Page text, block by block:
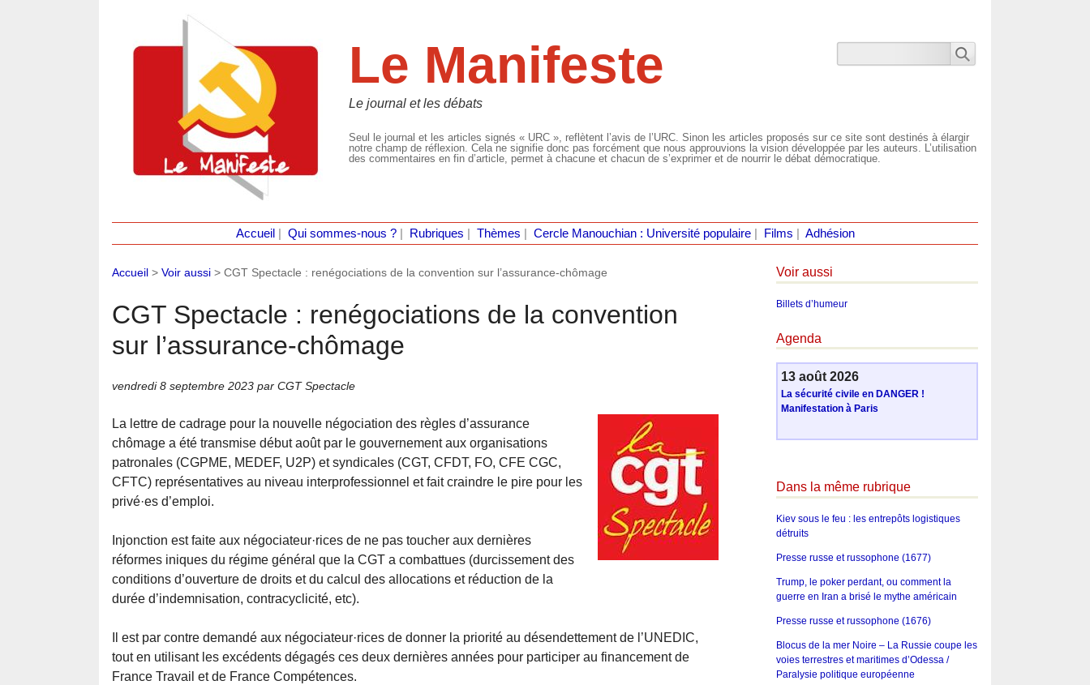
Le Manifeste
Le journal et les débats
Seul le journal et les articles signés « URC », reflètent l’avis de l’URC. Sinon les articles proposés sur ce site sont destinés à élargir
notre champ de réflexion. Cela ne signifie donc pas forcément que nous approuvions la vision développée par les auteurs. L’utilisation
des commentaires en fin d’article, permet à chacune et chacun de s’exprimer et de nourrir le débat démocratique.
Accueil Qui sommes-nous ?| Rubriques Thèmes Cercle Manouchian : Université populaire| Films Adhésion
Accueil > Voir aussi > CGT Spectacle : renégociations de la convention sur l’assurance-chômage
CGT Spectacle : renégociations de la convention
sur l’assurance-chômage
vendredi 8 septembre 2023 par CGT Spectacle
La lettre de cadrage pour la nouvelle négociation des règles d’assurance
chômage a été transmise début août par le gouvernement aux organisations
patronales (CGPME, MEDEF, U2P) et syndicales (CGT, CFDT, FO, CFE CGC,
CFTC) représentatives au niveau interprofessionnel et fait craindre le pire pour les
privé·es d’emploi.
Injonction est faite aux négociateur·rices de ne pas toucher aux dernières
réformes iniques du régime général que la CGT a combattues (durcissement des
conditions d’ouverture de droits et du calcul des allocations et réduction de la
durée d’indemnisation, contracyclicité, etc).
Il est par contre demandé aux négociateur·rices de donner la priorité au désendettement de l’UNEDIC,
tout en utilisant les excédents dégagés ces deux dernières années pour participer au financement de
France Travail et de France Compétences.
Voir aussi
Billets d’humeur
Agenda
13 août 2026
La sécurité civile en DANGER !
Manifestation à Paris
Dans la même rubrique
Kiev sous le feu : les entrepôts logistiques
détruits
Presse russe et russophone (1677)
Trump, le poker perdant, ou comment la
guerre en Iran a brisé le mythe américain
Presse russe et russophone (1676)
Blocus de la mer Noire – La Russie coupe les
voies terrestres et maritimes d’Odessa /
Paralysie politique européenne